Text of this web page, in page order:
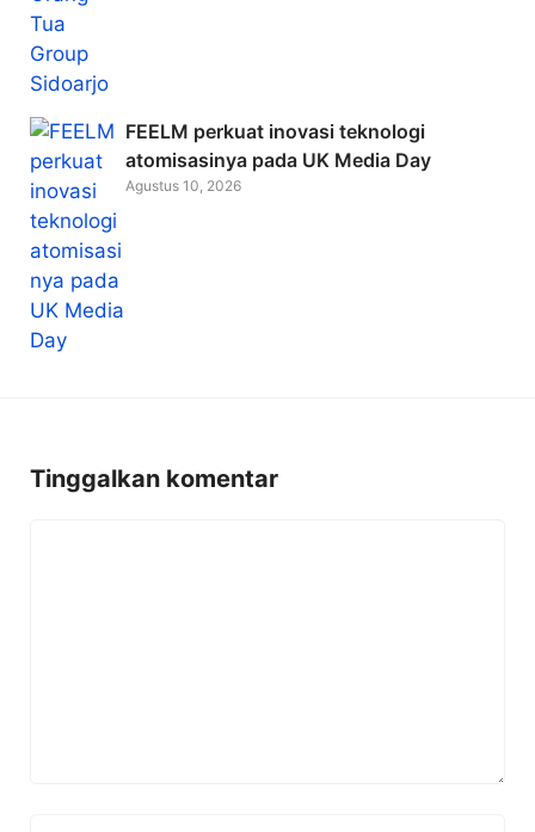
FEELM perkuat inovasi teknologi
atomisasinya pada UK Media Day
Agustus 10, 2026
Tinggalkan komentar